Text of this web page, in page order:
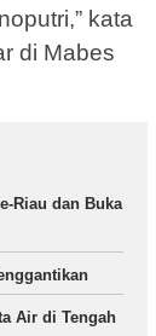
kata
di Mabes
Riau dan Buka
Air di Tengah